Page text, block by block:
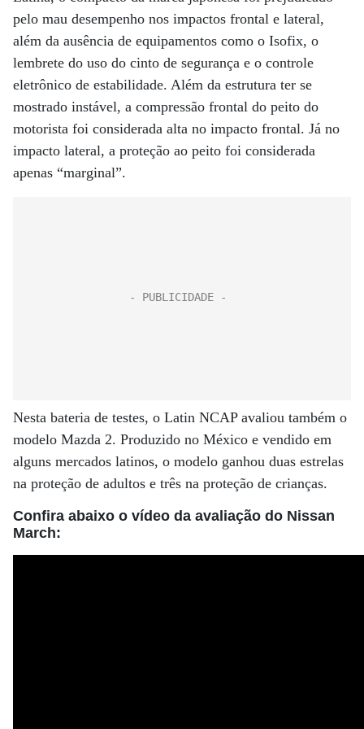
pelo mau desempenho nos impactos frontal e lateral,
além da ausência de equipamentos como o Isofix, o
lembrete do uso do cinto de segurança e o controle
eletrônico de estabilidade. Além da estrutura ter se
mostrado instável, a compressão frontal do peito do
motorista foi considerada alta no impacto frontal. Já no
impacto lateral, a proteção ao peito foi considerada
apenas “marginal”.
Nesta bateria de testes, o Latin NCAP avaliou também o
modelo Mazda 2. Produzido no México e vendido em
alguns mercados latinos, o modelo ganhou duas estrelas
na proteção de adultos e três na proteção de crianças.
Confira abaixo o vídeo da avaliação do Nissan
March: